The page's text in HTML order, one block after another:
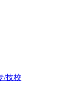
/技校